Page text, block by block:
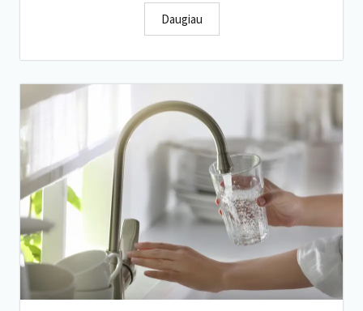
Daugiau